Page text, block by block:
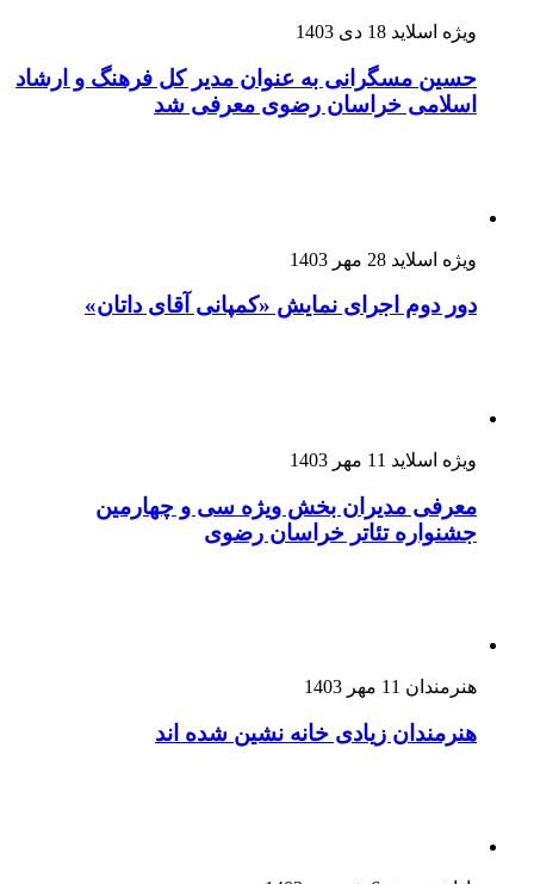
ویژه اسلاید 18 دی 1403
حسین مسگرانی به عنوان مدیر کل فرهنگ و ارشاد
اسلامی خراسان رضوی معرفی شد
ویژه اسلاید 28 مهر 1403
دور دوم اجرای نمایش «کمپانی آقای داتان»
ویژه اسلاید 11 مهر 1403
معرفی مدیران بخش ویژه سی و چهارمین
جشنواره تئاتر خراسان رضوی
هنرمندان 11 مهر 1403
هنرمندان زیادی خانه نشین شده اند